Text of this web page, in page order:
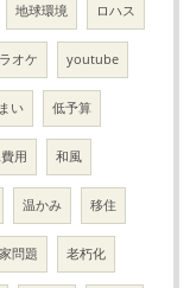
地球環境 ロハス
オケ youtube
い 低予算
用 和風
温かみ 移住
問題 老朽化